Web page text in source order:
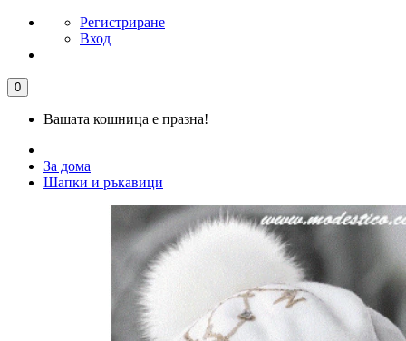
Регистриране
Вход
0
Вашата кошница е празна!
За дома
Шапки и ръкавици